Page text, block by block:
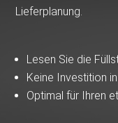
Lieferplanung.
Lesen Sie die
Keine Investition
Optimal für Ihren